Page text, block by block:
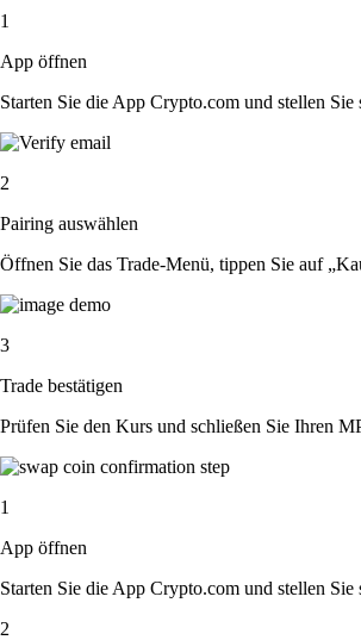
1
App öffnen
Starten Sie die App Crypto.com und stellen
2
Pairing auswählen
Öffnen Sie das Trade-Menü, tippen Sie auf
3
Trade bestätigen
Prüfen Sie den Kurs und schließen Sie Ihren
1
App öffnen
Starten Sie die App Crypto.com und stellen
2